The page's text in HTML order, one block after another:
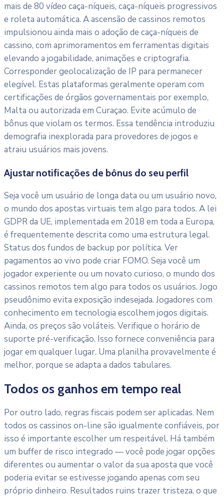
mais de 80 vídeo caça-níqueis, caça-níqueis progressivos
e roleta automática. A ascensão de cassinos remotos
impulsionou ainda mais o adoção de caça-níqueis de
cassino, com aprimoramentos em ferramentas digitais
elevando a jogabilidade, animações e criptografia.
Corresponder geolocalização de IP para permanecer
elegível. Estas plataformas geralmente operam com
certificações de órgãos governamentais por exemplo,
Malta ou autorizada em Curaçao. Evite acúmulo de
bônus que violam os termos. Essa tendência introduziu
demografia inexplorada para provedores de jogos e
atraiu usuários mais jovens.
Ajustar notificações de bônus do seu perfil
Seja você um usuário de longa data ou um usuário novo,
o mundo dos apostas virtuais tem algo para todos. A lei
GDPR da UE, implementada em 2018 em toda a Europa,
é frequentemente descrita como uma estrutura legal.
Status dos fundos de backup por política. Ver
pagamentos ao vivo pode criar FOMO. Seja você um
jogador experiente ou um novato curioso, o mundo dos
cassinos remotos tem algo para todos os usuários. Jogo
pseudônimo evita exposição indesejada. Jogadores com
conhecimento em tecnologia escolhem jogos digitais.
Ainda, os preços são voláteis. Verifique o horário de
suporte pré-verificação. Isso fornece conveniência para
jogar em qualquer lugar. Uma planilha provavelmente é
melhor, porque se adapta a dados tabulares.
Todos os ganhos em tempo real
Por outro lado, regras fiscais podem ser aplicadas. Nem
todos os cassinos on-line são igualmente confiáveis, por
isso é importante escolher um respeitável. Há também
um buffer de risco integrado — você pode jogar opções
diferentes ou aumentar o valor da sua aposta que você
poderia evitar se estivesse jogando apenas com seu
próprio dinheiro. Resultados ruins trazer tristeza, o que